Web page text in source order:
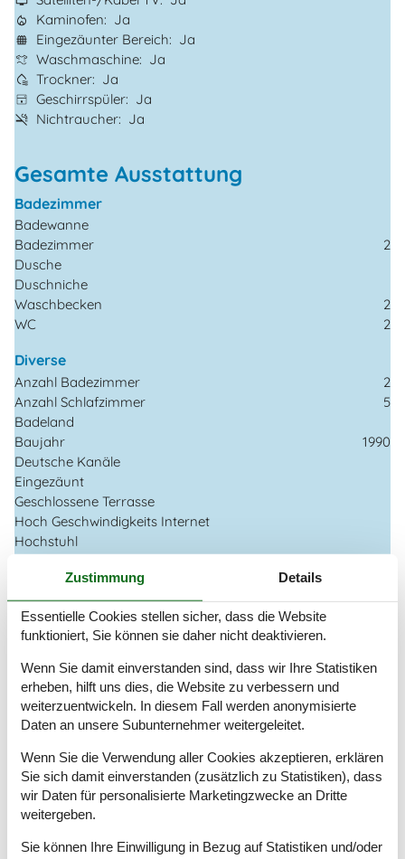
Kaminofen
Ja
Eingezäunter Bereich
Ja
Waschmaschine
Ja
Trockner
Ja
Geschirrspüler
Ja
Nichtraucher
Ja
Gesamte Ausstattung
Badezimmer
Badewanne
Badezimmer
2
Dusche
Duschniche
Waschbecken
2
WC
2
Diverse
Anzahl Badezimmer
2
Anzahl Schlafzimmer
5
Badeland
Baujahr
1990
Deutsche Kanäle
Eingezäunt
Geschlossene Terrasse
Hoch Geschwindigkeits Internet
Hochstuhl
Kabelfernsehen
Nationales Fernsehen
Nichtraucher
Renoviert
Wohnfläche in m²
142 m²
Überdachte Terrasse
Draußen
Carport
Eingezäuntes Grundstück
Gartenmöbel
Terrasse
Zustimmung Details
Essentielle Cookies stellen sicher, dass die Website
funktioniert, Sie können sie daher nicht deaktivieren.
Wenn Sie damit einverstanden sind, dass wir Ihre Statistiken
erheben, hilft uns dies, die Website zu verbessern und
weiterzuentwickeln. In diesem Fall werden anonymisierte
Daten an unsere Subunternehmer weitergeleitet.
Wenn Sie die Verwendung aller Cookies akzeptieren, erklären
Sie sich damit einverstanden (zusätzlich zu Statistiken), dass
wir Daten für personalisierte Marketingzwecke an Dritte
weitergeben.
Sie können Ihre Einwilligung in Bezug auf Statistiken und/oder